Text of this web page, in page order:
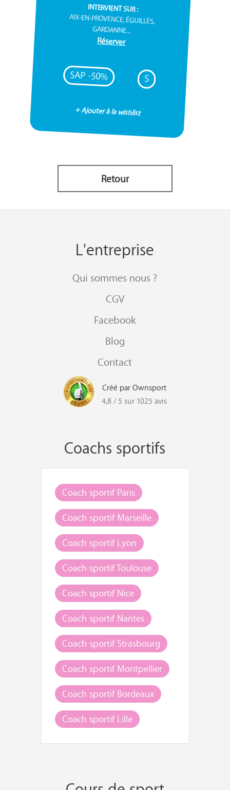
INTERVIENT SUR :
AIX-EN-PROVENCE, ÉGUILLES,
GARDANNE...
Réserver
SAP -50% S
+ Ajouter à la wishlist
Retour
L'entreprise
Qui sommes nous ?
CGV
Facebook
Blog
Contact
Créé par Ownsport
4,8 / 5 sur 1025 avis
Coachs sportifs
Coach sportif Paris
Coach sportif Marseille
Coach sportif Lyon
Coach sportif Toulouse
Coach sportif Nice
Coach sportif Nantes
Coach sportif Strasbourg
Coach sportif Montpellier
Coach sportif Bordeaux
Coach sportif Lille